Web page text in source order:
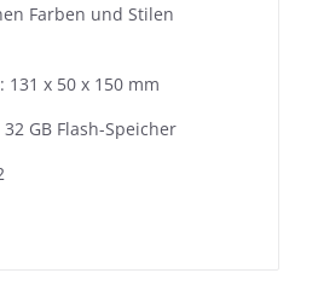
Farben und Stilen
131 x 50 x 150 mm
GB Flash-Speicher